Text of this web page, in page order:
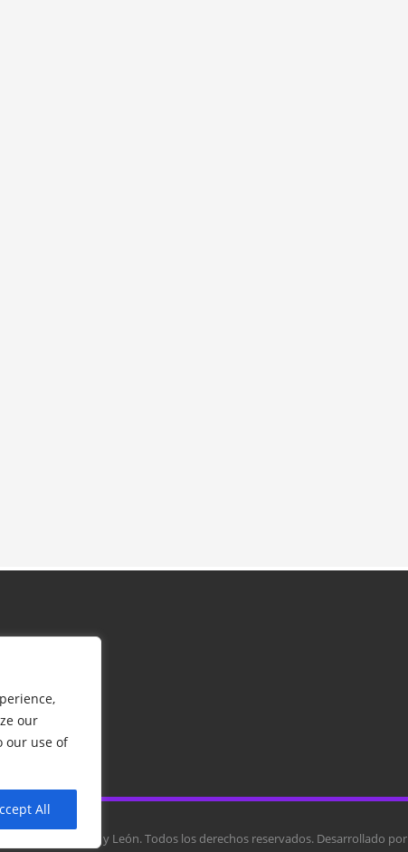
our
our use of
All
97
de Castilla y León. Todos los derechos reservados. Desarrollado por